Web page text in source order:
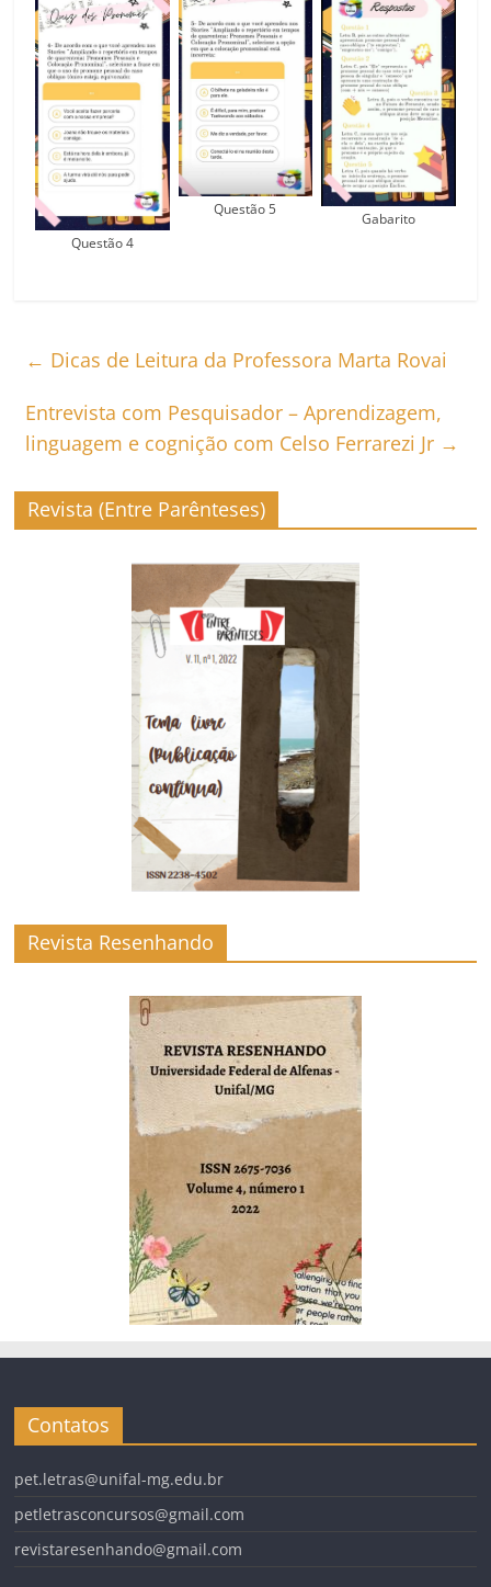
Questão 4
Questão 5
Gabarito
← Dicas de Leitura da Professora Marta Rovai
Entrevista com Pesquisador – Aprendizagem,
linguagem e cognição com Celso Ferrarezi Jr →
Revista (Entre Parênteses)
Revista Resenhando
Contatos
pet.letras@unifal-mg.edu.br
petletrasconcursos@gmail.com
revistaresenhando@gmail.com